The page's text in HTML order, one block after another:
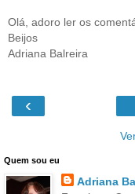
Olá, adoro ler os
Beijos
Adriana Balreira
‹
Quem sou eu
Adriana